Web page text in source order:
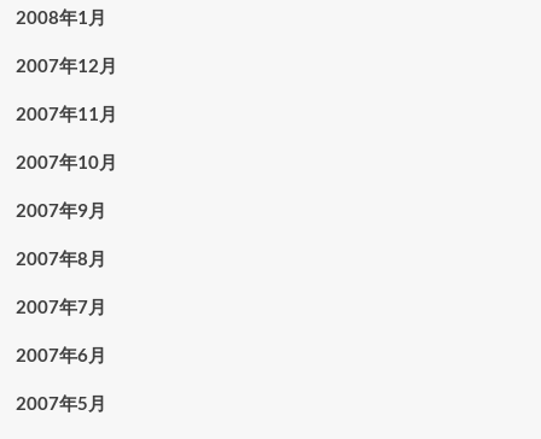
2008年1月
2007年12月
2007年11月
2007年10月
2007年9月
2007年8月
2007年7月
2007年6月
2007年5月